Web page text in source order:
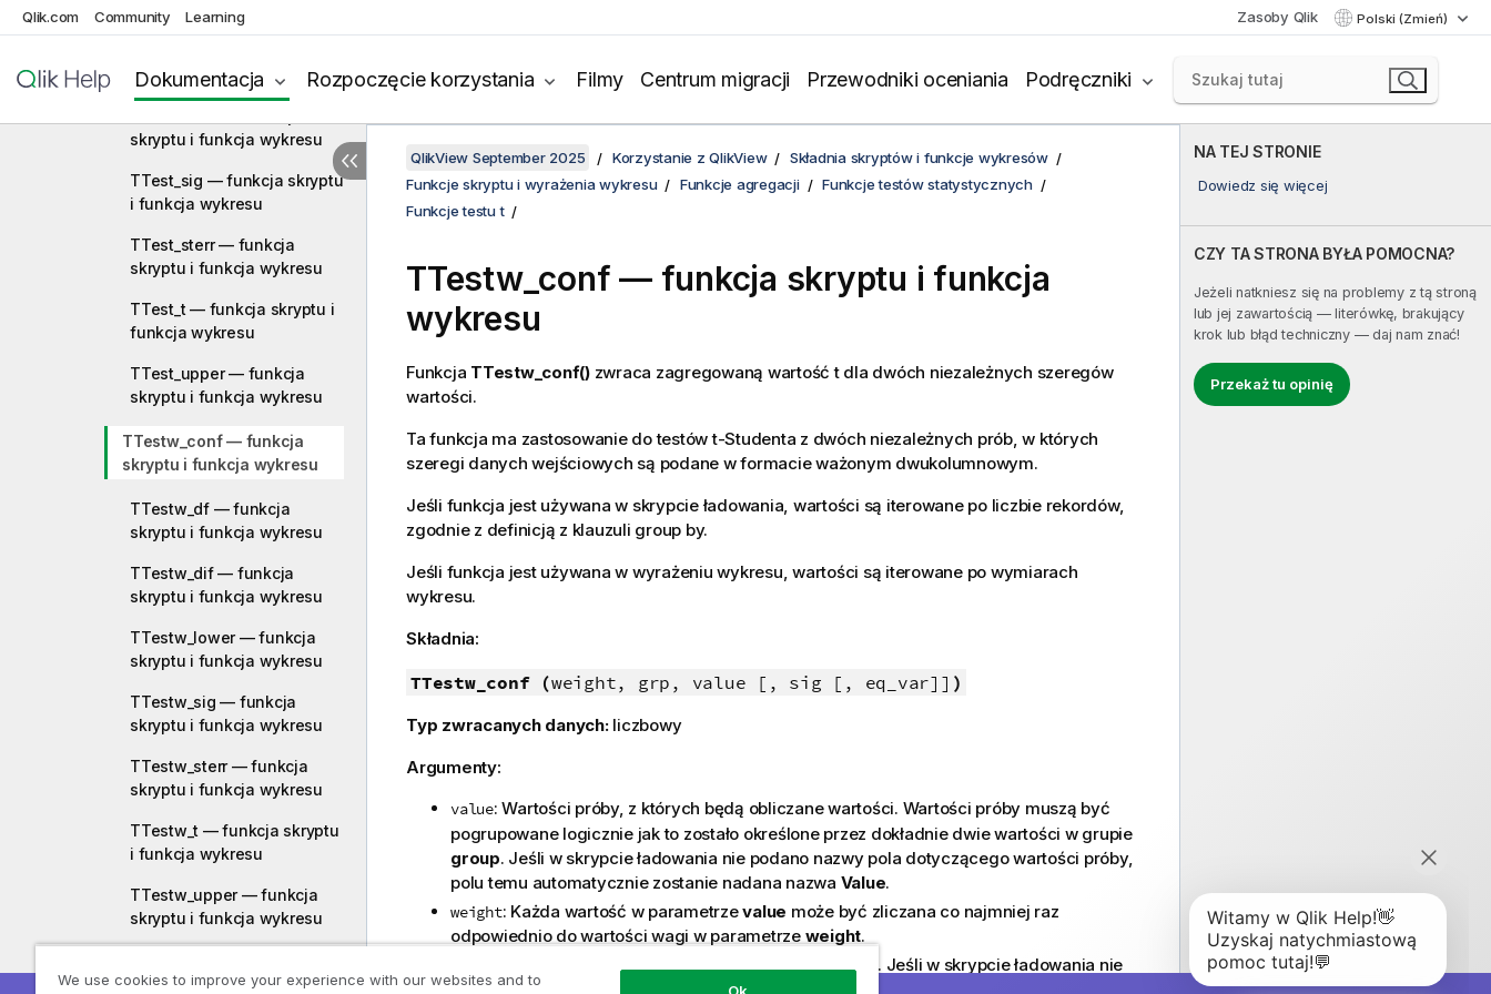
Qlik.com Community Learning Zasoby Qlik Polski (Zmień)
Dokumentacja Rozpoczęcie korzystania Filmy Centrum migracji Przewodniki oceniania Podręczniki
i funkcja wykresu
i funkcja wykresu
skryptu i funkcja wykresu
TTest_sig — funkcja skryptu
i funkcja wykresu
TTest_sterr — funkcja
skryptu i funkcja wykresu
TTest_t — funkcja skryptu i
funkcja wykresu
TTest_upper — funkcja
skryptu i funkcja wykresu
TTestw_conf — funkcja
skryptu i funkcja wykresu
TTestw_df — funkcja
skryptu i funkcja wykresu
TTestw_dif — funkcja
skryptu i funkcja wykresu
TTestw_lower — funkcja
skryptu i funkcja wykresu
TTestw_sig — funkcja
skryptu i funkcja wykresu
TTestw_sterr — funkcja
skryptu i funkcja wykresu
TTestw_t — funkcja skryptu
i funkcja wykresu
TTestw_upper — funkcja
skryptu i funkcja wykresu
skryptu i funkcja wykresu
NA TEJ STRONIE
Dowiedz się więcej
CZY TA STRONA BYŁA POMOCNA?
Jeżeli natkniesz się na problemy z tą stroną
lub jej zawartością — literówkę, brakujący
krok lub błąd techniczny — daj nam znać!
Przekaż tu opinię
QlikView September 2025 Korzystanie z QlikView
Składnia skryptów i funkcje wykresów
Funkcje skryptu i wyrażenia wykresu
Funkcje agregacji
Funkcje testów statystycznych
Funkcje testu t
TTestw_conf — funkcja skryptu i funkcja
wykresu
Funkcja TTestw_conf()zwraca zagregowaną wartość t dla dwóch niezależnych szeregów
wartości.
Ta funkcja ma zastosowanie do testów t-Studenta z dwóch niezależnych prób, w których
szeregi danych wejściowych są podane w formacie ważonym dwukolumnowym.
Jeśli funkcja jest używana w skrypcie ładowania, wartości są iterowane po liczbie rekordów,
zgodnie z definicją z klauzuli group by.
Jeśli funkcja jest używana w wyrażeniu wykresu, wartości są iterowane po wymiarach
wykresu.
Składnia:
TTestw_conf (weight, grp, value [, sig [, eq_var]] )
Typ zwracanych danych: liczbowy
Argumenty:
value: Wartości próby, z których będą obliczane wartości. Wartości próby muszą być
pogrupowane logicznie jak to zostało określone przez dokładnie dwie wartości w grupie
group. Jeśli w skrypcie ładowania nie podano nazwy pola dotyczącego wartości próby,
polu temu automatycznie zostanie nadana nazwa Value.
weight: Każda wartość w parametrzevalue może być zliczana co najmniej raz
odpowiednio do wartości wagi w parametrze weight.
: Pole zawierające nazwy każdej z dwóch grup prób. Jeśli w skrypcie ładowania nie
podano nazwy pola dotyczącego grupy, polu temu automatycznie zostanie nadana
We use cookies to improve your experience with our websites and to